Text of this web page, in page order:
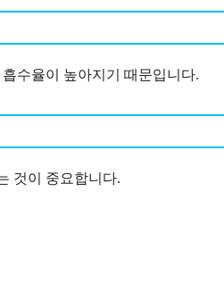
수율이 높아지기 때문입니다.
것이 중요합니다.